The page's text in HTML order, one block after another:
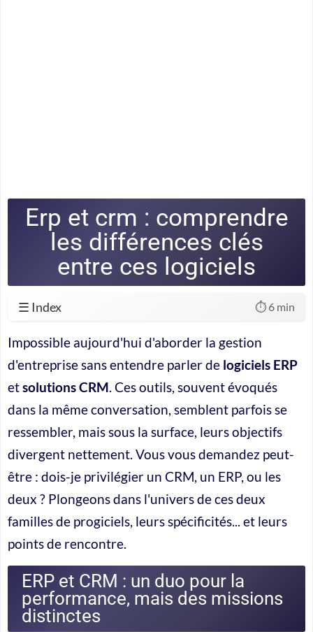
Erp et crm : comprendre
les différences clés
entre ces logiciels
☰ Index ⏱️ 6 min
Impossible aujourd'hui d'aborder la gestion
d'entreprise sans entendre parler de logiciels ERP
etsolutions CRM. Ces outils, souvent évoqués
dans la même conversation, semblent parfois se
ressembler, mais sous la surface, leurs objectifs
divergent nettement. Vous vous demandez peut-
être : dois-je privilégier un CRM, un ERP, ou les
deux ? Plongeons dans l'univers de ces deux
familles de progiciels, leurs spécificités... et leurs
points de rencontre.
ERP et CRM : un duo pour la
performance, mais des missions
distinctes